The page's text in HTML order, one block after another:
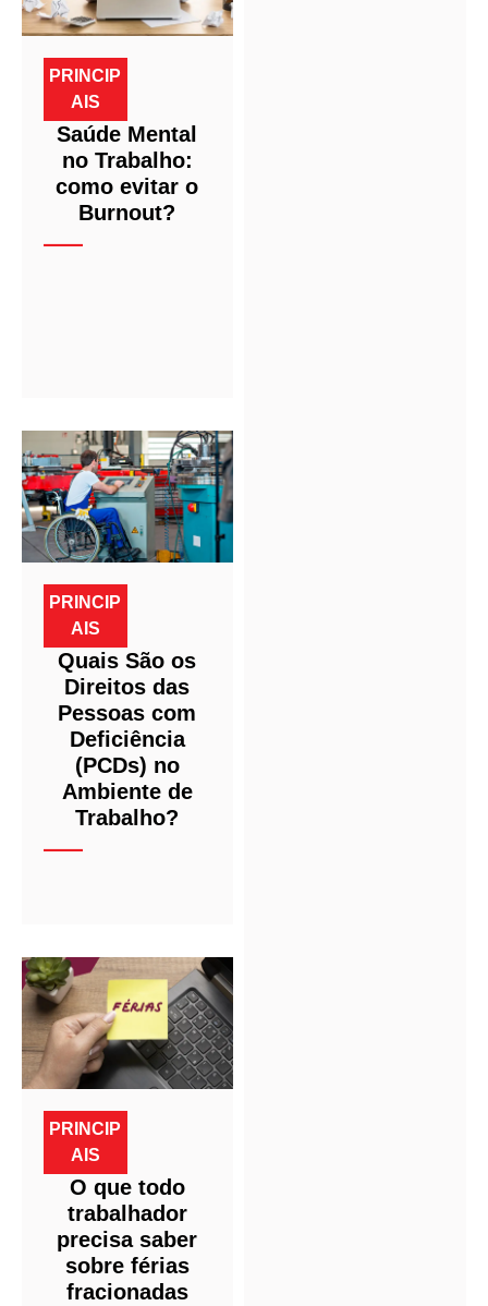
PRINCIP
AIS
Saúde Mental
no Trabalho:
como evitar o
Burnout?
PRINCIP
AIS
Quais São os
Direitos das
Pessoas com
Deficiência
(PCDs) no
Ambiente de
Trabalho?
PRINCIP
AIS
O que todo
trabalhador
precisa saber
sobre férias
fracionadas